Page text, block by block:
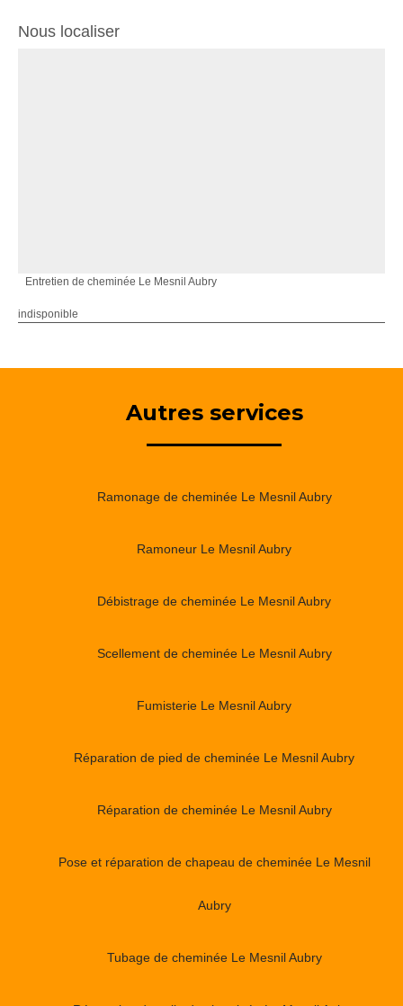
Nous localiser
Entretien de cheminée Le Mesnil Aubry
indisponible
Autres services
Ramonage de cheminée Le Mesnil Aubry
Ramoneur Le Mesnil Aubry
Débistrage de cheminée Le Mesnil Aubry
Scellement de cheminée Le Mesnil Aubry
Fumisterie Le Mesnil Aubry
Réparation de pied de cheminée Le Mesnil Aubry
Réparation de cheminée Le Mesnil Aubry
Pose et réparation de chapeau de cheminée Le Mesnil
Aubry
Tubage de cheminée Le Mesnil Aubry